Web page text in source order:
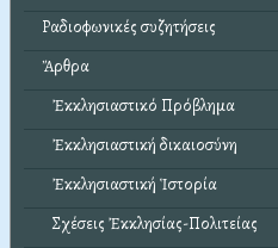
Ραδιοφωνικές συζητήσεις
Ἄρθρα
Ἐκκλησιαστικό Πρόβλημα
Ἐκκλησιαστική δικαιοσύνη
Ἐκκλησιαστική Ἱστορία
Σχέσεις Ἐκκλησίας-Πολιτείας